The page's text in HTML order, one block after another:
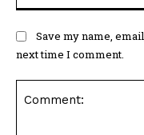
Save my name,
next time I comment.